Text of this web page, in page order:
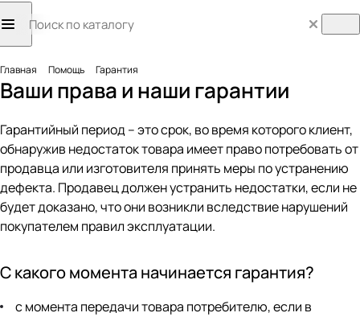
Главная Помощь Гарантия
Ваши права и наши гарантии
Гарантийный период – это срок, во время которого клиент,
обнаружив недостаток товара имеет право потребовать от
продавца или изготовителя принять меры по устранению
дефекта. Продавец должен устранить недостатки, если не
будет доказано, что они возникли вследствие нарушений
покупателем правил эксплуатации.
С какого момента начинается гарантия?
с момента передачи товара потребителю, если в